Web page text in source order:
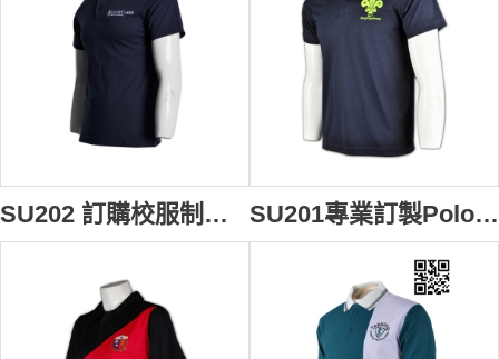
SU202 訂購校服制服 訂做男裝Polo衫 設計Polo款式 訂製運動校服 校服製造商HK SU201專業訂製Polo衫 設計班衫款式 香港校服 訂購團體校服短袖衫 自製校服制服 校服批發商HK